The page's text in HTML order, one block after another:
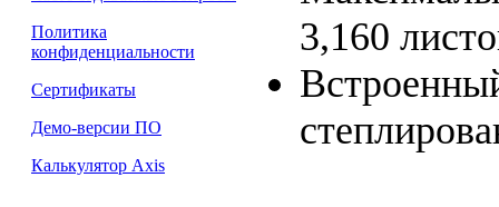
Политика
конфиденциальности
Сертификаты
Демо-версии ПО
Калькулятор Axis
3,160